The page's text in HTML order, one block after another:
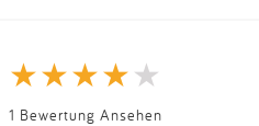
1 Bewertung Ansehen